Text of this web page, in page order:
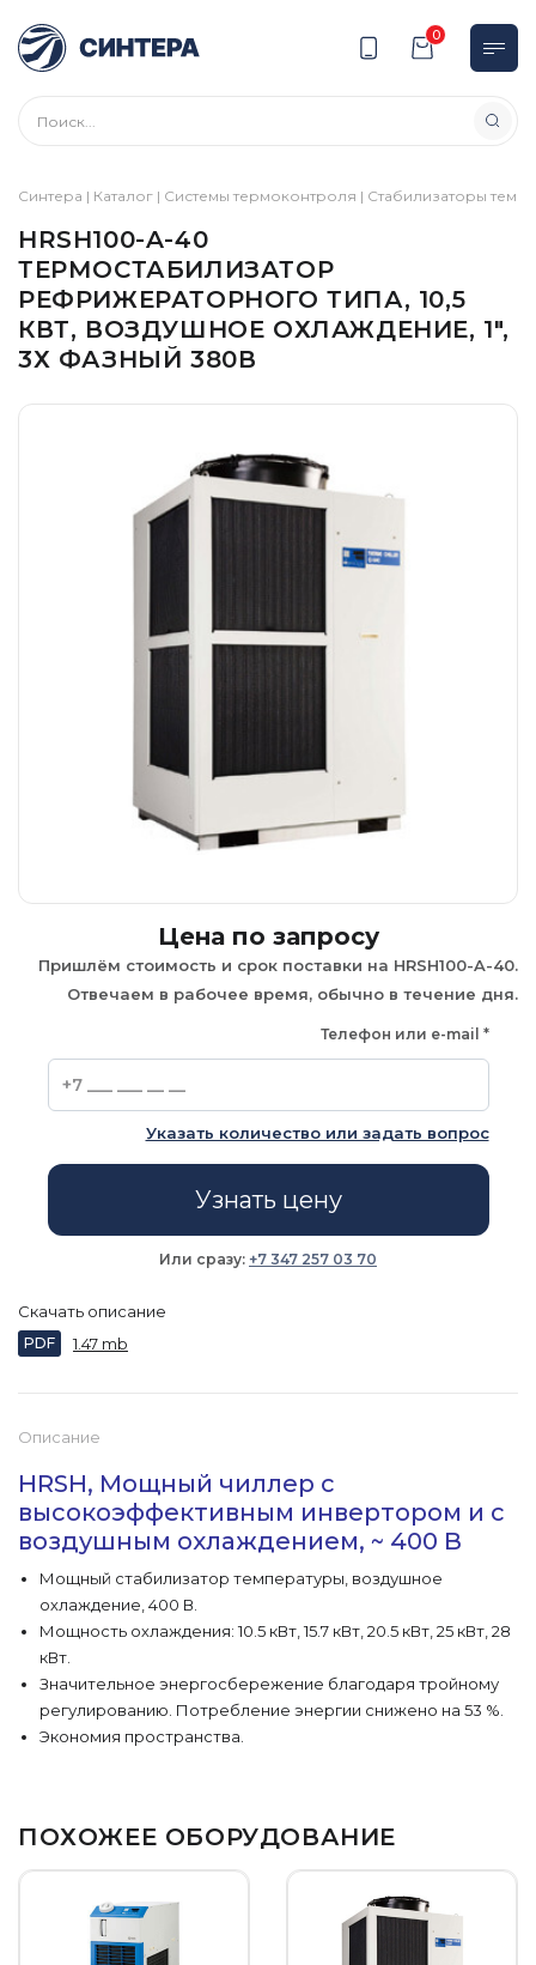
0
Синтера | Каталог | Системы термоконтроля | Стабилизаторы
HRSH100-A-40
ТЕРМОСТАБИЛИЗАТОР
РЕФРИЖЕРАТОРНОГО ТИПА, 10,5
КВТ, ВОЗДУШНОЕ ОХЛАЖДЕНИЕ, 1″,
3Х ФАЗНЫЙ 380В
Описание
HRSH, Мощный чиллер с
высокоэффективным инвертором и с
воздушным охлаждением, ~ 400 В
Мощный стабилизатор температуры, воздушное
охлаждение, 400 В.
Мощность охлаждения: 10.5 кВт, 15.7 кВт, 20.5 кВт, 25 кВт, 28
кВт.
Значительное энергосбережение благодаря тройному
регулированию. Потребление энергии снижено на 53 %.
Экономия пространства.
Цена по запросу
Пришлём стоимость и срок поставки на HRSH100-A-40.
Отвечаем в рабочее время, обычно в течение дня.
Телефон или e-mail *
Указать количество или задать вопрос
Узнать цену
Или сразу: +7 347 257 03 70
Скачать описание
PDF 1.47 mb
ПОХОЖЕЕ ОБОРУДОВАНИЕ